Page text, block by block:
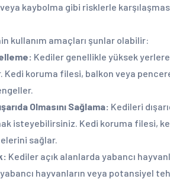
kaybolma gibi risklerle
kullanım amaçları şunlar olabilir:
Kediler genellikle yüksek
Kedi koruma filesi, balkon veya
Olmasını Sağlama: Kedileri
isteyebilirsiniz. Kedi koruma filesi,
sağlar.
Kediler açık alanlarda yabancı
hayvanların veya potansiyel